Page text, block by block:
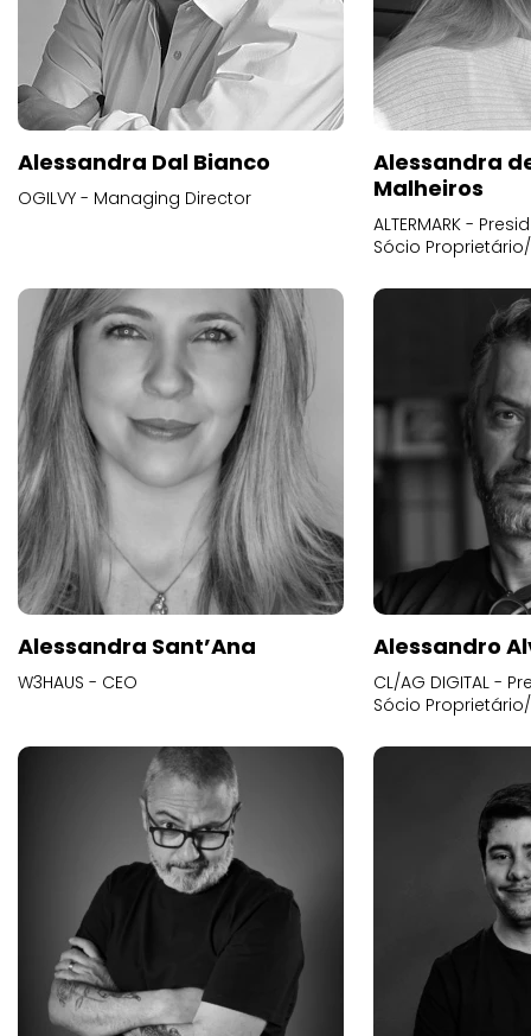
Alessandra Dal Bianco
OGILVY - Managing Director
Alessandra
Malheiros
ALTERMARK -
Sócio
Alessandra Sant’Ana
W3HAUS - CEO
Alessandro
CL/AG DIGITAL -
Sócio